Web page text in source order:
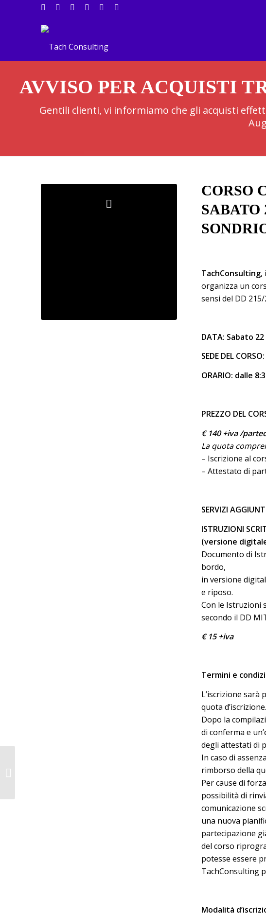
AVVISO PER ACQUISTI
Gentili clienti, vi informiamo che gli acquisti
CORSO
SABATO
TachConsulting,
organizza un
sensi del DD
DATA: Sabato
SEDE DEL
ORARIO: dalle
PREZZO DEL
€ 140 +iva /
La quota
– Iscrizione al
– Attestato di
SERVIZI
ISTRUZIONI
(versione
Documento di
bordo,
in versione
e riposo.
Con le Istruzioni
secondo il DD
€ 15 +iva
Termini e
L’iscrizione sarà
quota d’iscrizione.
Dopo la
di conferma e
degli attestati di
In caso di
rimborso della
Per cause di
possibilità di
comunicazione
una nuova
partecipazione
del corso
potesse essere
TachConsulting
Modalità